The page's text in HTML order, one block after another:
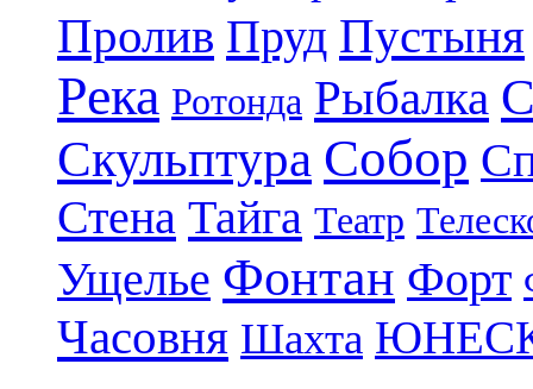
Пролив Пруд Пустыня
Река Ротонда Рыбалка
Скульптура Собор
Стена Тайга Театр
Ущелье Фонтан Форт
Часовня Шахта